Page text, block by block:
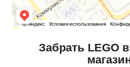
Забрать LEGO